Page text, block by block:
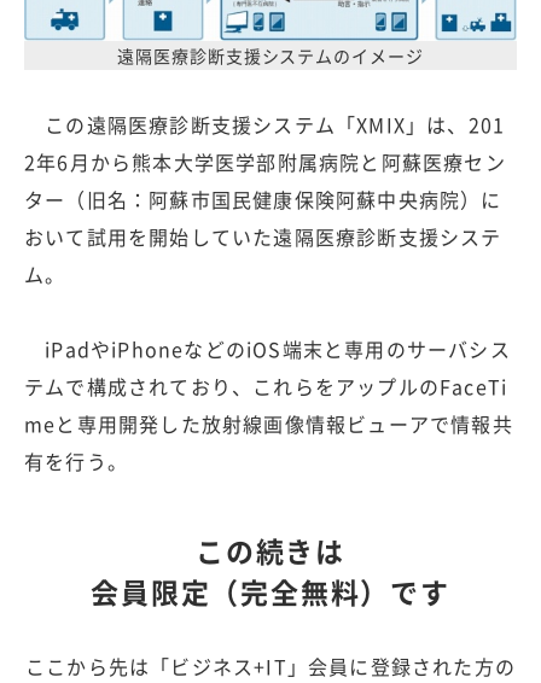
遠隔医療診断支援システムのイメージ
この遠隔医療診断支援システム「XMIX」は、201
2年6月から熊本大学医学部附属病院と阿蘇医療セン
ター（旧名：阿蘇市国民健康保険阿蘇中央病院）に
おいて試用を開始していた遠隔医療診断支援システ
ム。
iPadやiPhoneなどのiOS端末と専用のサーバシス
テムで構成されており、これらをアップルのFaceTi
meと専用開発した放射線画像情報ビューアで情報共
有を行う。
この続きは
会員限定（完全無料）です
ここから先は「ビジネス+IT」会員に登録された方の